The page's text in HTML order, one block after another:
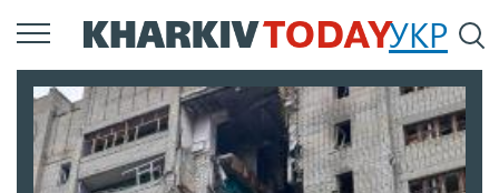
Перейти
к
содержанию
УКР